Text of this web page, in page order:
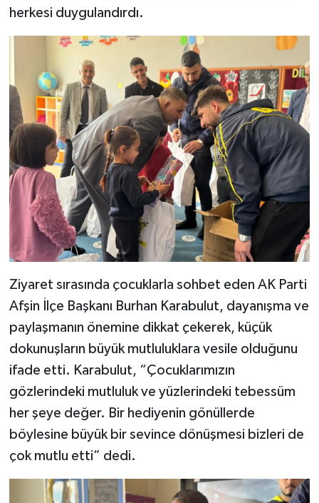
herkesi duygulandırdı.
Ziyaret sırasında çocuklarla sohbet eden AK Parti
Afşin İlçe Başkanı Burhan Karabulut, dayanışma ve
paylaşmanın önemine dikkat çekerek, küçük
dokunuşların büyük mutluluklara vesile olduğunu
ifade etti. Karabulut, “Çocuklarımızın
gözlerindeki mutluluk ve yüzlerindeki tebessüm
her şeye değer. Bir hediyenin gönüllerde
böylesine büyük bir sevince dönüşmesi bizleri de
çok mutlu etti” dedi.